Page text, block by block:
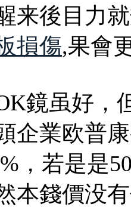
来後目力
損傷,果會
鏡虽好，
企業欧普
，若是是
本錢價没